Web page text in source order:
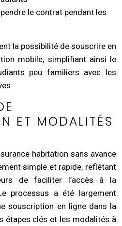
le contrat pendant les
la possibilité de souscrire en
mobile, simplifiant ainsi le
peu familiers avec les
ET MODALITÉS
habitation sans avance
simple et rapide, reflétant
de faciliter l’accès à la
processus a été largement
souscription en ligne dans la
étapes clés et les modalités à